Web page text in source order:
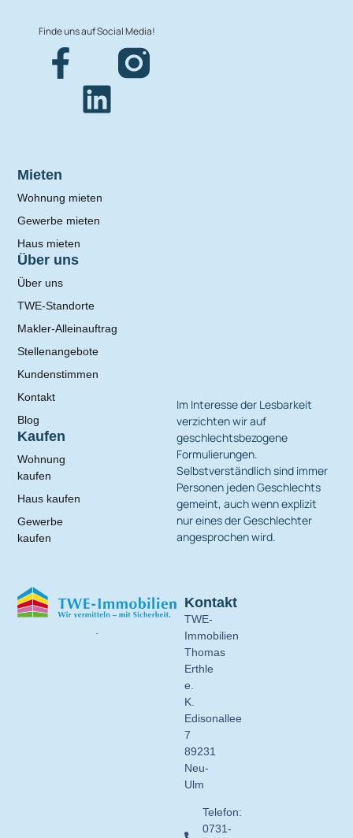
Im Interesse der Lesbarkeit
verzichten wir auf
geschlechtsbezogene
Formulierungen.
Selbstverständlich sind immer
Personen jeden Geschlechts
gemeint, auch wenn explizit
nur eines der Geschlechter
angesprochen wird.
Kontakt
TWE-
Immobilien
Thomas
Erthle
e.
K.
Edisonallee
7
89231
Neu-
Ulm
Telefon:
0731-
Mieten
Wohnung mieten
Gewerbe mieten
Haus mieten
Über uns
Über uns
TWE-Standorte
Makler-Alleinauftrag
Stellenangebote
Kundenstimmen
Kontakt
Blog
Kaufen
Wohnung
kaufen
Haus kaufen
Gewerbe
kaufen
Finde uns auf Social Media!